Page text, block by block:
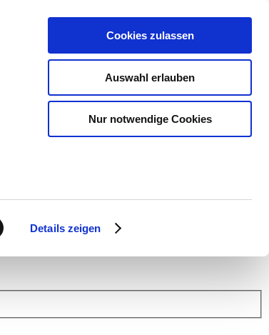
Details zeigen
Cookies zulassen
Auswahl erlauben
Nur notwendige Cookies